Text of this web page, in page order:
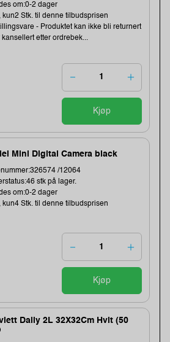
om:0-2 dager
kun2 Stk. til denne tilbudsprisen
- Produktet kan ikke bli returnert
kansellert etter ordrebek...
Kjøp
Mini Digital Camera black
/12064
stk på lager.
om:0-2 dager
kun4 Stk. til denne tilbudsprisen
Kjøp
Daily 2L 32X32Cm Hvit (50